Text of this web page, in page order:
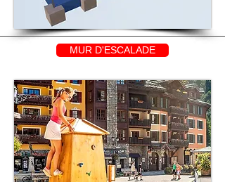
MUR D'ESCALADE